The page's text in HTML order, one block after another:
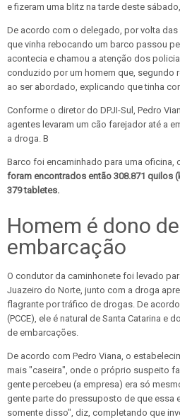
e fizeram uma blitz na tarde deste sábado,
De acordo com o delegado, por volta das
que vinha rebocando um barco passou
acontecia e chamou a atenção dos
conduzido por um homem que, segundo
ao ser abordado, explicando que tinha
Conforme o diretor do DPJI-Sul, Pedro
agentes levaram um cão farejador até a
a droga. B
Barco foi encaminhado para uma oficina,
foram encontrados então 308.871 quilos
379 tabletes.
Homem é dono
embarcação
O condutor da caminhonete foi levado
Juazeiro do Norte, junto com a droga
flagrante por tráfico de drogas. De
(PCCE), ele é natural de Santa Catarina e
de embarcações.
De acordo com Pedro Viana, o
mais "caseira", onde o próprio suspeito
gente percebeu (a empresa) era só
gente parte do pressuposto de que essa
somente disso", diz, completando que